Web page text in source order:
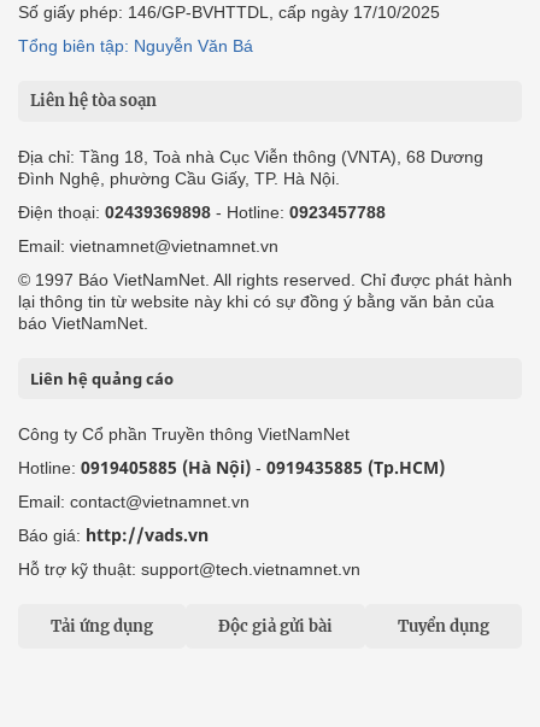
Số giấy phép: 146/GP-BVHTTDL, cấp ngày 17/10/2025
Tổng biên tập: Nguyễn Văn Bá
Liên hệ tòa soạn
Địa chỉ: Tầng 18, Toà nhà Cục Viễn thông (VNTA), 68 Dương
Đình Nghệ, phường Cầu Giấy, TP. Hà Nội.
Điện thoại: 02439369898 - Hotline: 0923457788
Email: vietnamnet@vietnamnet.vn
© 1997 Báo VietNamNet. All rights reserved. Chỉ được phát hành
lại thông tin từ website này khi có sự đồng ý bằng văn bản của
báo VietNamNet.
Liên hệ quảng cáo
Công ty Cổ phần Truyền thông VietNamNet
Hotline: 0919405885 (Hà Nội) - 0919435885 (Tp.HCM)
Email: contact@vietnamnet.vn
Báo giá: http://vads.vn
Hỗ trợ kỹ thuật: support@tech.vietnamnet.vn
Tải ứng dụng Độc giả gửi bài Tuyển dụng